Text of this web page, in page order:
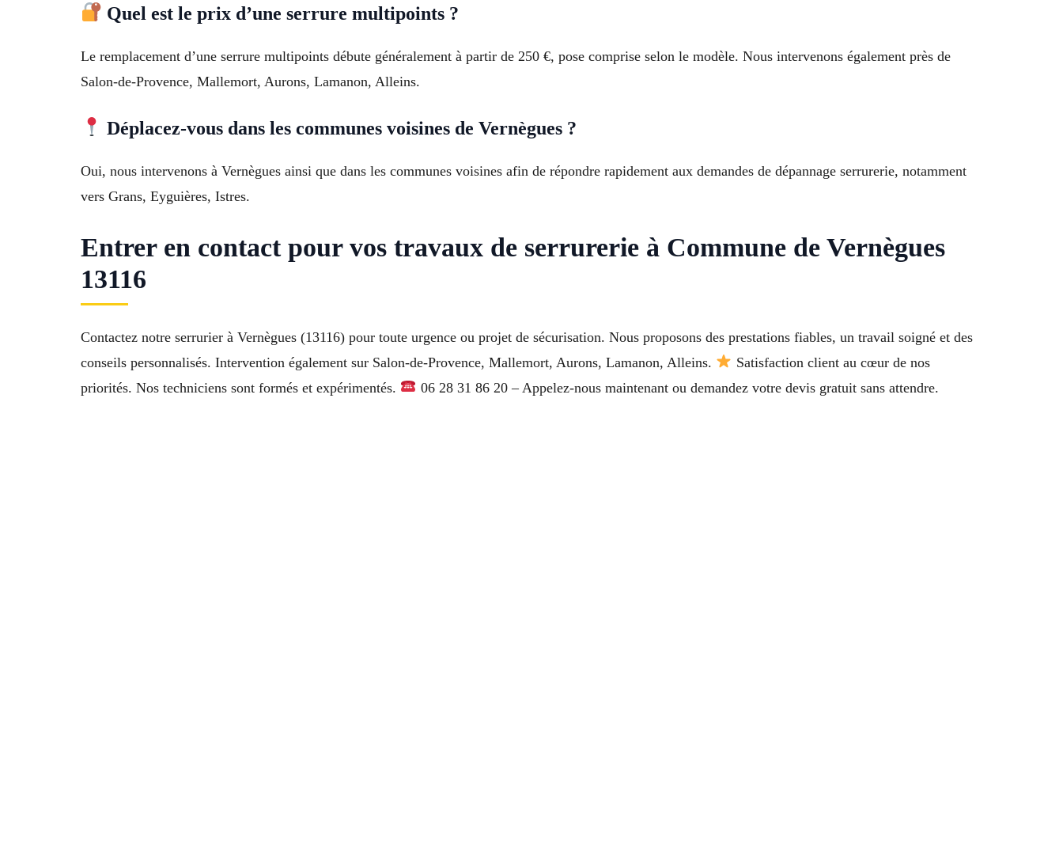
Quel est le prix d’une serrure multipoints ?
Le remplacement d’une serrure multipoints débute généralement à partir de 250 €, pose comprise selon le modèle. Nous intervenons également près de
Salon-de-Provence, Mallemort, Aurons, Lamanon, Alleins.
Déplacez-vous dans les communes voisines de Vernègues ?
Oui, nous intervenons à Vernègues ainsi que dans les communes voisines afin de répondre rapidement aux demandes de dépannage serrurerie, notamment
vers Grans, Eyguières, Istres.
Entrer en contact pour vos travaux de serrurerie à Commune de Vernègues
13116
Contactez notre serrurier à Vernègues (13116) pour toute urgence ou projet de sécurisation. Nous proposons des prestations fiables, un travail soigné et des
conseils personnalisés. Intervention également sur Salon-de-Provence, Mallemort, Aurons, Lamanon, Alleins.
Satisfaction client au cœur de nos
priorités. Nos techniciens sont formés et expérimentés.
06 28 31 86 20 – Appelez-nous maintenant ou demandez votre devis gratuit sans attendre.